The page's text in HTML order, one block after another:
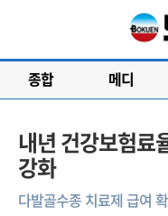
종합 메디
내년 건강보험
강화
다발골수종 치료제 급여